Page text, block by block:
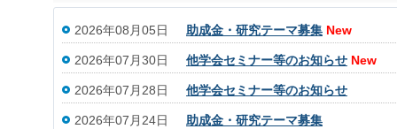
2026年08月05日 助成金・研究テーマ募集 New
2026年07月30日 他学会セミナー等のお知らせ New
2026年07月28日 他学会セミナー等のお知らせ
2026年07月24日 助成金・研究テーマ募集